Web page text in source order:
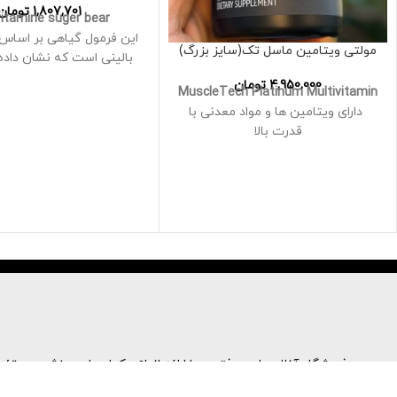
مولتی ویتامین ماسل تک(سایز بزرگ)
4,950,000 تومان
MuscleTech Platinum Multivitamin
دارای ویتامین ها و مواد معدنی با
قدرت بالا
حاوی ویتامین C برای حمایت از
1,807,701
suger bear
این فرمول گیاهی بر
بالینی است که نشان
مواد به بهبود سلامت
بدون عوارض
فروشگاه آنلاین امین فتحی با ارائه انواع مکمل های ورزشی